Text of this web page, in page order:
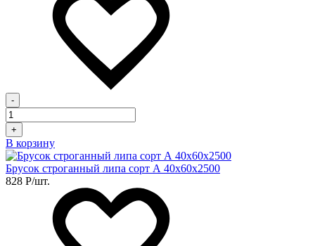
-
+
В корзину
Брусок строганный липа сорт А 40х60х2500
828 Р/шт.